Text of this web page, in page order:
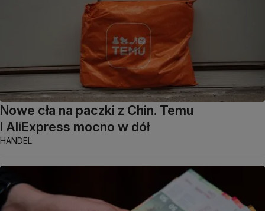
Nowe cła na paczki z Chin. Temu
i AliExpress mocno w dół
HANDEL